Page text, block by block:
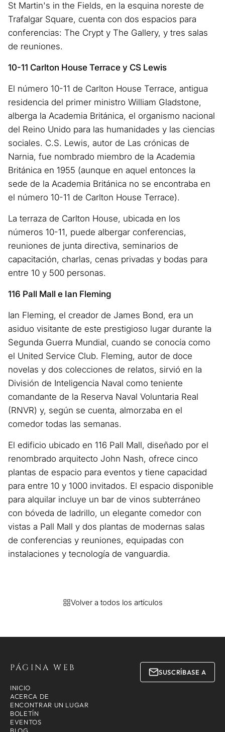
St Martin's in the Fields, en la esquina noreste de
Trafalgar Square, cuenta con dos espacios para
conferencias: The Crypt y The Gallery, y tres salas
de reuniones.
10-11 Carlton House Terrace y CS Lewis
El número 10-11 de Carlton House Terrace, antigua
residencia del primer ministro William Gladstone,
alberga la Academia Británica, el organismo nacional
del Reino Unido para las humanidades y las ciencias
sociales. C.S. Lewis, autor de Las crónicas de
Narnia, fue nombrado miembro de la Academia
Británica en 1955 (aunque en aquel entonces la
sede de la Academia Británica no se encontraba en
el número 10-11 de Carlton House Terrace).
La terraza de Carlton House, ubicada en los
números 10-11, puede albergar conferencias,
reuniones de junta directiva, seminarios de
capacitación, charlas, cenas privadas y bodas para
entre 10 y 500 personas.
116 Pall Mall e Ian Fleming
Ian Fleming, el creador de James Bond, era un
asiduo visitante de este prestigioso lugar durante la
Segunda Guerra Mundial, cuando se conocía como
el United Service Club. Fleming, autor de doce
novelas y dos colecciones de relatos, sirvió en la
División de Inteligencia Naval como teniente
comandante de la Reserva Naval Voluntaria Real
(RNVR) y, según se cuenta, almorzaba en el
comedor todas las semanas.
El edificio ubicado en 116 Pall Mall, diseñado por el
renombrado arquitecto John Nash, ofrece cinco
plantas de espacio para eventos y tiene capacidad
para entre 10 y 1000 invitados. El espacio disponible
para alquilar incluye un bar de vinos subterráneo
con bóveda de ladrillo, un elegante comedor con
vistas a Pall Mall y dos plantas de modernas salas
de conferencias y reuniones, equipadas con
instalaciones y tecnología de vanguardia.
Volver a todos los artículos
PÁGINA WEB
INICIO
ACERCA DE
ENCONTRAR UN LUGAR
BOLETÍN
EVENTOS
SUSCRÍBASE A